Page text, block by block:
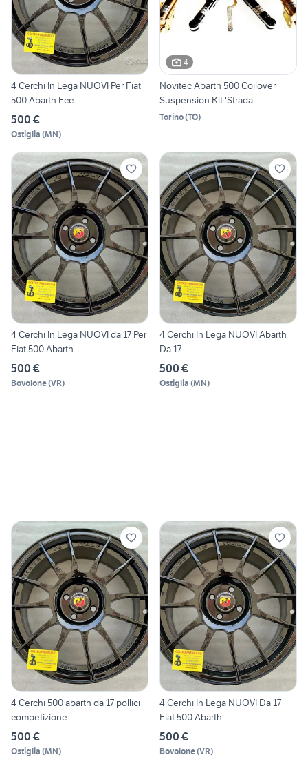
4 Cerchi In Lega NUOVI Per Fiat
500 Abarth Ecc
500 €
Ostiglia (MN)
4
Novitec Abarth 500 Coilover
Suspension Kit 'Strada
Torino(TO)
4 Cerchi In Lega NUOVI da 17 Per
Fiat 500 Abarth
500 €
Bovolone(VR)
4 Cerchi In Lega NUOVI Abarth
Da 17
500 €
Ostiglia (MN)
4 Cerchi 500 abarth da 17 pollici
competizione
500 €
Ostiglia (MN)
4 Cerchi In Lega NUOVI Da 17
Fiat 500 Abarth
500 €
Bovolone(VR)